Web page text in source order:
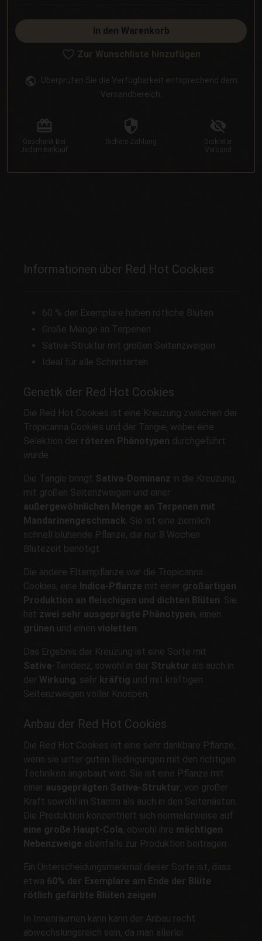
In den Warenkorb
Zur Wunschliste hinzufügen
Überprüfen Sie die Verfügbarkeit entsprechend dem
Versandbereich.
Geschenk Bei
Jedem Einkauf
Sichere Zahlung
Diskreter
Versand
Informationen über Red Hot Cookies
60 % der Exemplare haben rötliche Blüten
Große Menge an Terpenen
Sativa-Struktur mit großen Seitenzweigen
Ideal für alle Schnittarten
Genetik der Red Hot Cookies
Die Red Hot Cookies ist eine Kreuzung zwischen der
Tropicanna Cookies und der Tangie, wobei eine
Selektion der röteren Phänotypen durchgeführt
wurde.
Die Tangie bringt Sativa-Dominanz in die Kreuzung,
mit großen Seitenzweigen und einer
außergewöhnlichen Menge an Terpenen mit
Mandarinengeschmack. Sie ist eine ziemlich
schnell blühende Pflanze, die nur 8 Wochen
Blütezeit benötigt.
Die andere Elternpflanze war die Tropicanna
Cookies, eine Indica-Pflanze mit einer großartigen
Produktion an fleischigen und dichten Blüten. Sie
hat zwei sehr ausgeprägte Phänotypen, einen
grünen und einen violetten.
Das Ergebnis der Kreuzung ist eine Sorte mit
Sativa-Tendenz, sowohl in der Struktur als auch in
der Wirkung, sehr kräftig und mit kräftigen
Seitenzweigen voller Knospen.
Anbau der Red Hot Cookies
Die Red Hot Cookies ist eine sehr dankbare Pflanze,
wenn sie unter guten Bedingungen mit den richtigen
Techniken angebaut wird. Sie ist eine Pflanze mit
einer ausgeprägten Sativa-Struktur, von großer
Kraft sowohl im Stamm als auch in den Seitenästen.
Die Produktion konzentriert sich normalerweise auf
eine große Haupt-Cola, obwohl ihre mächtigen
Nebenzweige ebenfalls zur Produktion beitragen.
Ein Unterscheidungsmerkmal dieser Sorte ist, dass
etwa 60% der Exemplare am Ende der Blüte
rötlich gefärbte Blüten zeigen
In Innenräumen kann kann der Anbau recht
abwechslungsreich sein, da man allerlei